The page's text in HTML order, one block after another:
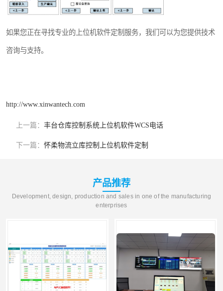
如果您正在寻找专业的上位机软件定制服务，我们可以为您提供技术
咨询与支持。
http://www.xinwantech.com
上一篇： 丰台仓库控制系统上位机软件WCS电话
下一篇： 怀柔物流立库控制上位机软件定制
产品推荐
Development, design, production and sales in one of the manufacturing
enterprises